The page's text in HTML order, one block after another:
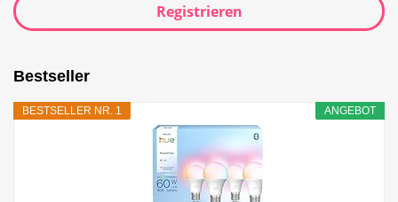
Registrieren
Bestseller
ANGEBOT
BESTSELLER NR. 1